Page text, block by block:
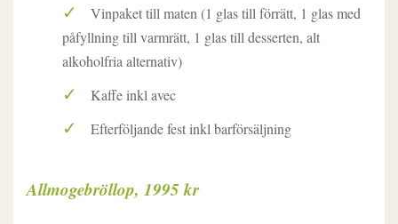
Vinpaket till maten (1 glas till förrätt, 1 glas med
påfyllning till varmrätt, 1 glas till desserten, alt
alkoholfria alternativ)
Kaffe inkl avec
Efterföljande fest inkl barförsäljning
Allmogebröllop, 1995 kr